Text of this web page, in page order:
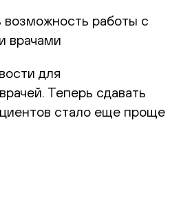
возможность работы с
врачами
для
Теперь сдавать
стало еще проще